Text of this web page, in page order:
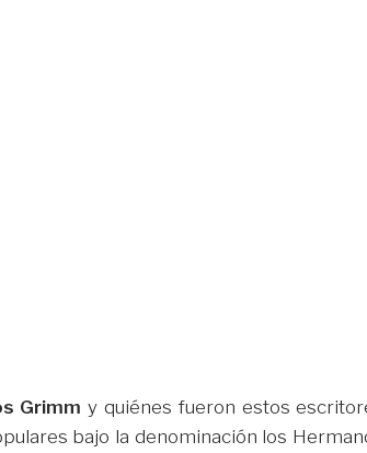
Grimm y quiénes fueron estos
bajo la denominación los